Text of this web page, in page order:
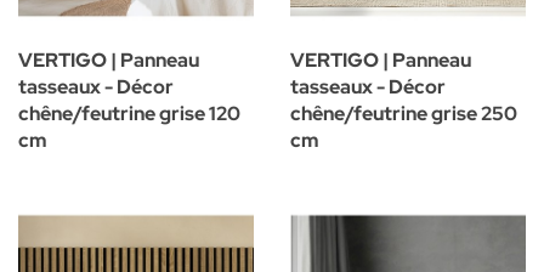
VERTIGO | Panneau
tasseaux - Décor
chêne/feutrine grise 120
cm
VERTIGO | Panneau
tasseaux - Décor
chêne/feutrine grise 250
cm